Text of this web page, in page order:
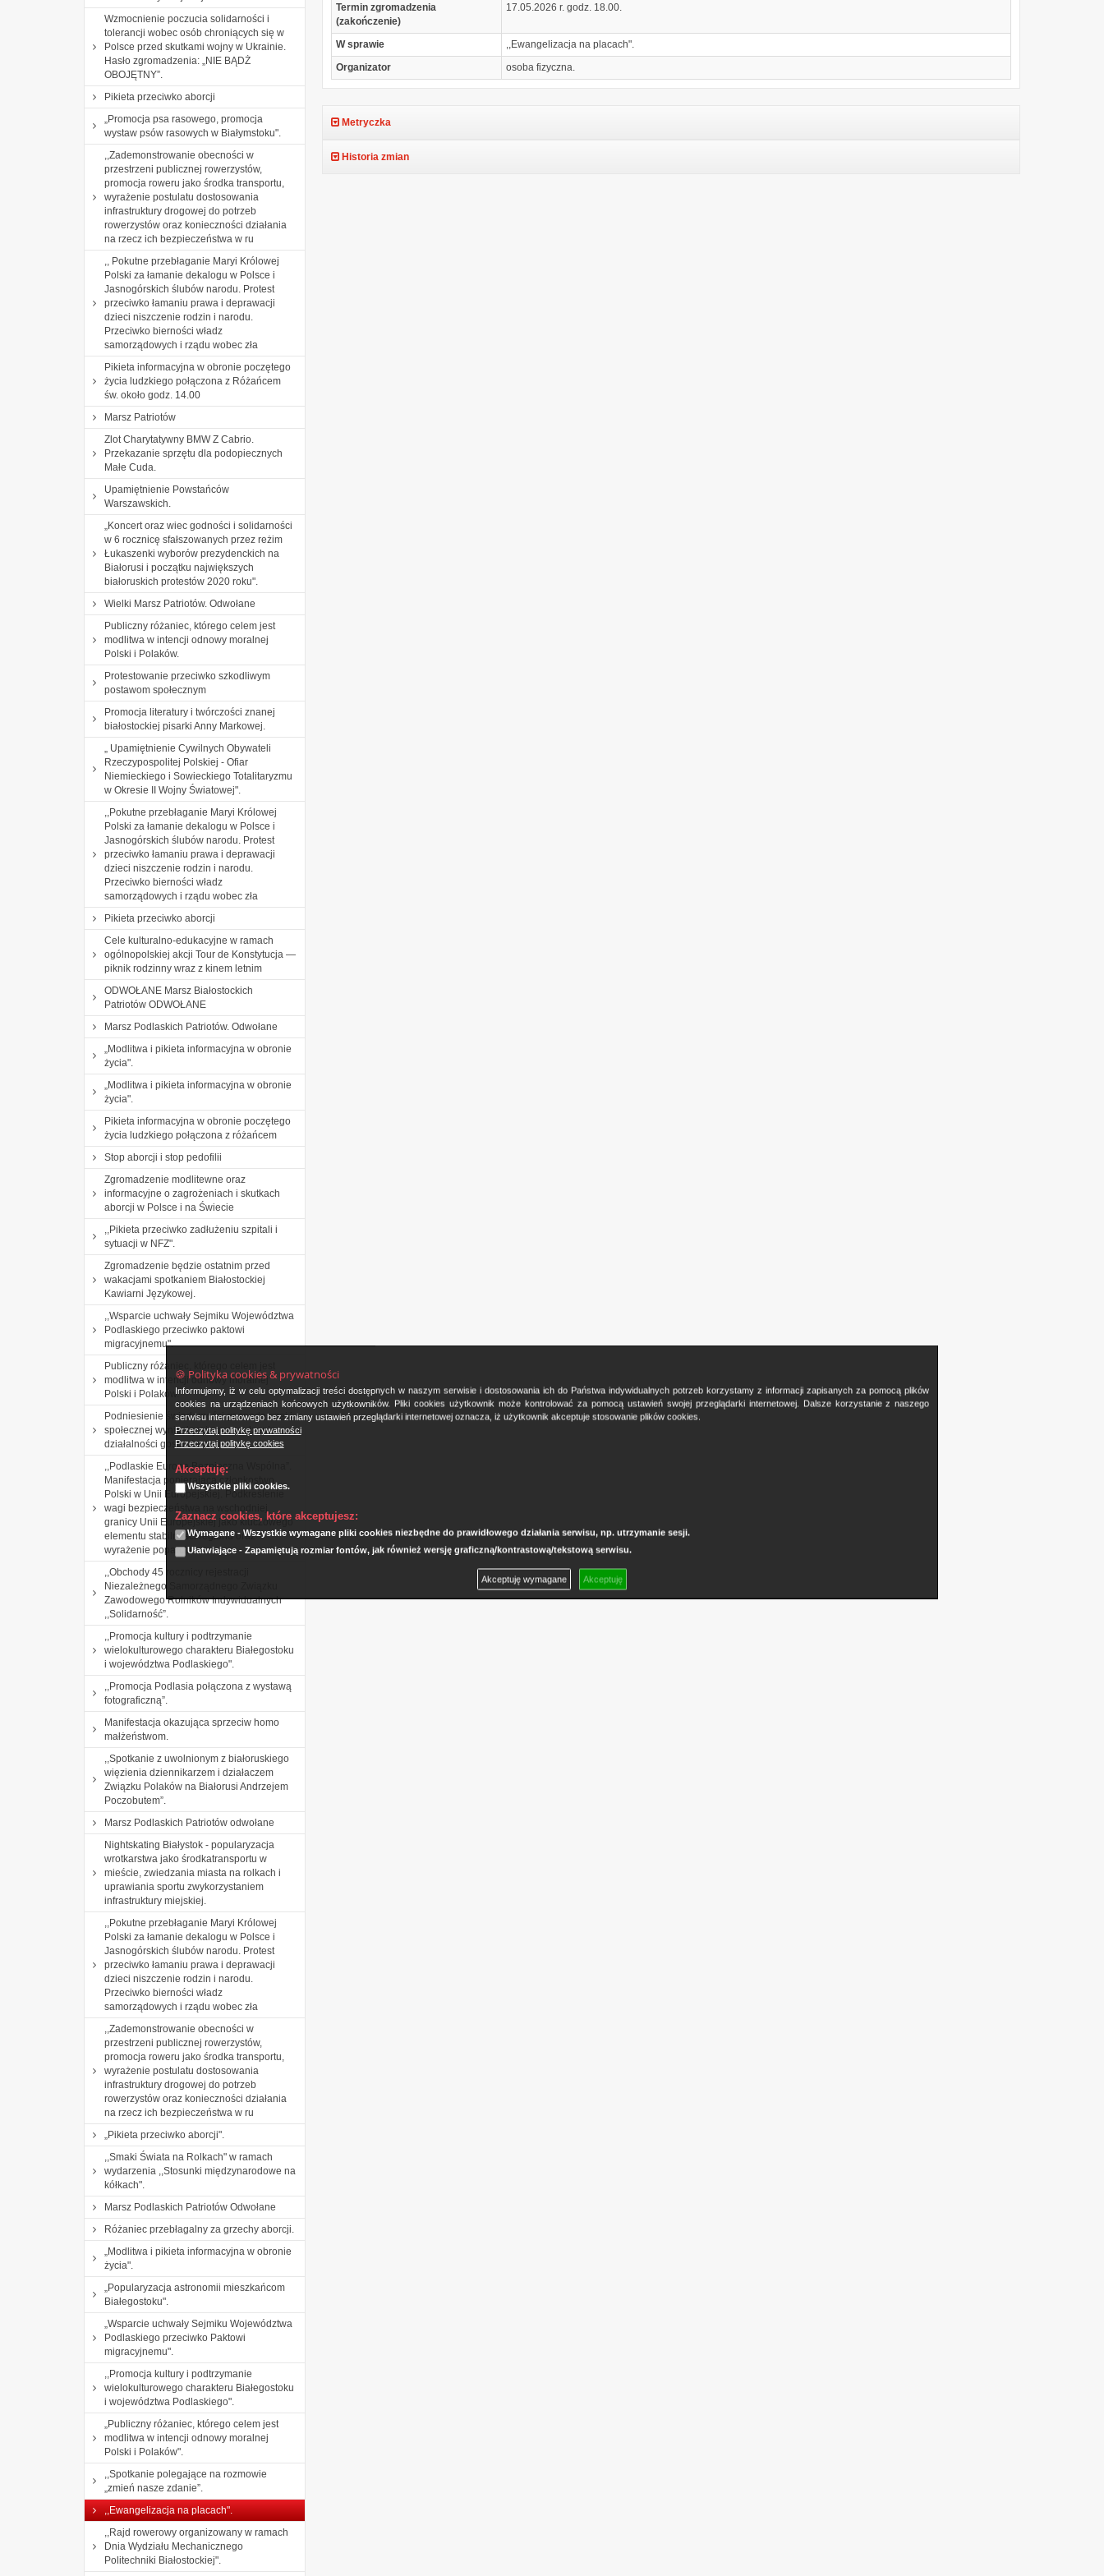
🍪 Polityka cookies & prywatności
Informujemy, iż w celu optymalizacji treści dostępnych w naszym serwisie i dostosowania ich do Państwa indywidualnych potrzeb korzystamy z informacji zapisanych za pomocą plików
cookies na urządzeniach końcowych użytkowników. Pliki cookies użytkownik może kontrolować za pomocą ustawień swojej przeglądarki internetowej. Dalsze korzystanie z naszego
serwisu internetowego bez zmiany ustawień przeglądarki internetowej oznacza, iż użytkownik akceptuje stosowanie plików cookies.
Przeczytaj politykę prywatności
Przeczytaj politykę cookies
Akceptuję:
Wszystkie pliki cookies.
Zaznacz cookies, które akceptujesz:
Wymagane - Wszystkie wymagane pliki cookies niezbędne do prawidłowego działania serwisu, np. utrzymanie sesji.
Ułatwiające - Zapamiętują rozmiar fontów, jak również wersję graficzną/kontrastową/tekstową serwisu.
Akceptuję wymagane Akceptuję
Wzmocnienie poczucia solidarności i
tolerancji wobec osób chroniących się w
Polsce przed skutkami wojny w Ukrainie.
Hasło zgromadzenia: „NIE BĄDŻ
OBOJĘTNY”.
Pikieta przeciwko aborcji
„Promocja psa rasowego, promocja
wystaw psów rasowych w Białymstoku".
,,Zademonstrowanie obecności w
przestrzeni publicznej rowerzystów,
promocja roweru jako środka transportu,
wyrażenie postulatu dostosowania
infrastruktury drogowej do potrzeb
rowerzystów oraz konieczności działania
na rzecz ich bezpieczeństwa w ru
,, Pokutne przebłaganie Maryi Królowej
Polski za łamanie dekalogu w Polsce i
Jasnogórskich ślubów narodu. Protest
przeciwko łamaniu prawa i deprawacji
dzieci niszczenie rodzin i narodu.
Przeciwko bierności władz
samorządowych i rządu wobec zła
Pikieta informacyjna w obronie poczętego
życia ludzkiego połączona z Różańcem
św. około godz. 14.00
Marsz Patriotów
Zlot Charytatywny BMW Z Cabrio.
Przekazanie sprzętu dla podopiecznych
Małe Cuda.
Upamiętnienie Powstańców
Warszawskich.
„Koncert oraz wiec godności i solidarności
w 6 rocznicę sfałszowanych przez reżim
Łukaszenki wyborów prezydenckich na
Białorusi i początku największych
białoruskich protestów 2020 roku".
Wielki Marsz Patriotów. Odwołane
Publiczny różaniec, którego celem jest
modlitwa w intencji odnowy moralnej
Polski i Polaków.
Protestowanie przeciwko szkodliwym
postawom społecznym
Promocja literatury i twórczości znanej
białostockiej pisarki Anny Markowej.
„ Upamiętnienie Cywilnych Obywateli
Rzeczypospolitej Polskiej - Ofiar
Niemieckiego i Sowieckiego Totalitaryzmu
w Okresie II Wojny Światowej".
,,Pokutne przebłaganie Maryi Królowej
Polski za łamanie dekalogu w Polsce i
Jasnogórskich ślubów narodu. Protest
przeciwko łamaniu prawa i deprawacji
dzieci niszczenie rodzin i narodu.
Przeciwko bierności władz
samorządowych i rządu wobec zła
Pikieta przeciwko aborcji
Cele kulturalno-edukacyjne w ramach
ogólnopolskiej akcji Tour de Konstytucja —
piknik rodzinny wraz z kinem letnim
ODWOŁANE Marsz Białostockich
Patriotów ODWOŁANE
Marsz Podlaskich Patriotów. Odwołane
„Modlitwa i pikieta informacyjna w obronie
życia".
„Modlitwa i pikieta informacyjna w obronie
życia".
Pikieta informacyjna w obronie poczętego
życia ludzkiego połączona z różańcem
Stop aborcji i stop pedofilii
Zgromadzenie modlitewne oraz
informacyjne o zagrożeniach i skutkach
aborcji w Polsce i na Świecie
,,Pikieta przeciwko zadłużeniu szpitali i
sytuacji w NFZ".
Zgromadzenie będzie ostatnim przed
wakacjami spotkaniem Białostockiej
Kawiarni Językowej.
,,Wsparcie uchwały Sejmiku Województwa
Podlaskiego przeciwko paktowi
migracyjnemu".
Publiczny różaniec, którego celem jest
modlitwa w intencji odnowy moralnej
Polski i Polaków.
Podniesienie świadomości gospodarczej i
społecznej wynikającej z prowadzenia
działalności gospodarczej.
,,Podlaskie Europa Bezpieczna Wspólna”.
Manifestacja popierająca członkostwo
Polski w Unii Europejskiej. Podkreślenie
wagi bezpieczeństwa na wschodniej
granicy Unii Europejskiej jako kluczowego
elementu stabilności regionu oraz
wyrażenie poparcia
,,Obchody 45 rocznicy rejestracji
Niezależnego Samorządnego Związku
Zawodowego Rolników Indywidualnych
,,Solidarność”.
,,Promocja kultury i podtrzymanie
wielokulturowego charakteru Białegostoku
i województwa Podlaskiego".
,,Promocja Podlasia połączona z wystawą
fotograficzną”.
Manifestacja okazująca sprzeciw homo
małżeństwom.
,,Spotkanie z uwolnionym z białoruskiego
więzienia dziennikarzem i działaczem
Związku Polaków na Białorusi Andrzejem
Poczobutem”.
Marsz Podlaskich Patriotów odwołane
Nightskating Białystok - popularyzacja
wrotkarstwa jako środkatransportu w
mieście, zwiedzania miasta na rolkach i
uprawiania sportu zwykorzystaniem
infrastruktury miejskiej.
,,Pokutne przebłaganie Maryi Królowej
Polski za łamanie dekalogu w Polsce i
Jasnogórskich ślubów narodu. Protest
przeciwko łamaniu prawa i deprawacji
dzieci niszczenie rodzin i narodu.
Przeciwko bierności władz
samorządowych i rządu wobec zła
,,Zademonstrowanie obecności w
przestrzeni publicznej rowerzystów,
promocja roweru jako środka transportu,
wyrażenie postulatu dostosowania
infrastruktury drogowej do potrzeb
rowerzystów oraz konieczności działania
na rzecz ich bezpieczeństwa w ru
„Pikieta przeciwko aborcji".
,,Smaki Świata na Rolkach" w ramach
wydarzenia ,,Stosunki międzynarodowe na
kółkach".
Marsz Podlaskich Patriotów Odwołane
Różaniec przebłagalny za grzechy aborcji.
„Modlitwa i pikieta informacyjna w obronie
życia".
„Popularyzacja astronomii mieszkańcom
Białegostoku".
„Wsparcie uchwały Sejmiku Województwa
Podlaskiego przeciwko Paktowi
migracyjnemu".
,,Promocja kultury i podtrzymanie
wielokulturowego charakteru Białegostoku
i województwa Podlaskiego".
„Publiczny różaniec, którego celem jest
modlitwa w intencji odnowy moralnej
Polski i Polaków".
,,Spotkanie polegające na rozmowie
„zmień nasze zdanie”.
,,Ewangelizacja na placach".
,,Rajd rowerowy organizowany w ramach
Dnia Wydziału Mechanicznego
Politechniki Białostockiej".
Termin zgromadzenia
(zakończenie)
17.05.2026 r. godz. 18.00.
W sprawie
,,Ewangelizacja na placach".
Organizator
osoba fizyczna.
Metryczka
Historia zmian